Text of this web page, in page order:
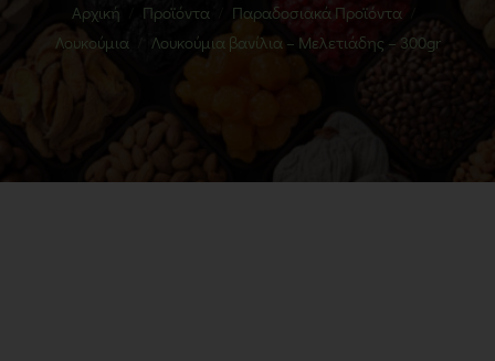
Αρχική Προϊόντα
Παραδοσιακά Προϊόντα
Λουκούμια
Λουκούμια βανίλια – Μελετιάδης – 300gr